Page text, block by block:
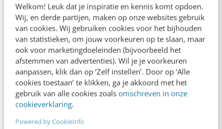
Welkom! Leuk dat je inspiratie en kennis komt opdoen.
Wij, en derde partijen, maken op onze websites gebruik
van cookies. Wij gebruiken cookies voor het bijhouden
van statistieken, om jouw voorkeuren op te slaan, maar
ook voor marketingdoeleinden (bijvoorbeeld het
afstemmen van advertenties). Wil je je voorkeuren
aanpassen, klik dan op ‘Zelf instellen’. Door op ‘Alle
cookies toestaan’ te klikken, ga je akkoord met het
gebruik van alle cookies zoals omschreven in onze
cookieverklaring.
Powered by CookieInfo
meer gedreven door de stijgende populariteit
vanDiscord, dat met haar ‘spraakkanalen’ een
behoefte bij het grote publiek lijkt te hebben
aangewakkerd. Besloten chats, maar dan op
basis van spraak. Uit hetonderzoek van
Newcombegin 2022 bleek dat Discord
stiekem al best populair is in Nederland, met
bijna 1.5 miljoen gebruikers. Zeker geen kleintje